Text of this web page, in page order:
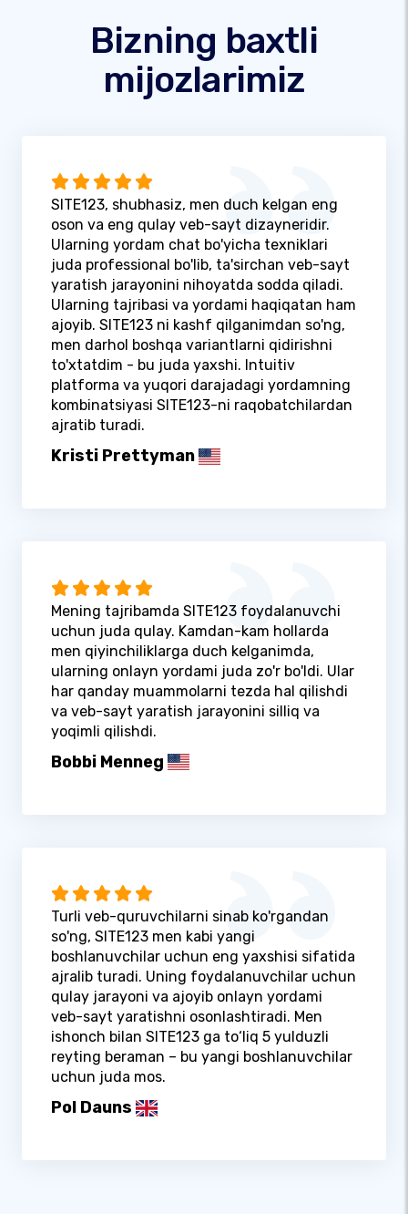
Bizning baxtli
mijozlarimiz
SITE123, shubhasiz, men duch kelgan eng
oson va eng qulay veb-sayt dizayneridir.
Ularning yordam chat bo'yicha texniklari
juda professional bo'lib, ta'sirchan veb-sayt
yaratish jarayonini nihoyatda sodda qiladi.
Ularning tajribasi va yordami haqiqatan ham
ajoyib. SITE123 ni kashf qilganimdan so'ng,
men darhol boshqa variantlarni qidirishni
to'xtatdim - bu juda yaxshi. Intuitiv
platforma va yuqori darajadagi yordamning
kombinatsiyasi SITE123-ni raqobatchilardan
ajratib turadi.
Kristi Prettyman
Mening tajribamda SITE123 foydalanuvchi
uchun juda qulay. Kamdan-kam hollarda
men qiyinchiliklarga duch kelganimda,
ularning onlayn yordami juda zo'r bo'ldi. Ular
har qanday muammolarni tezda hal qilishdi
va veb-sayt yaratish jarayonini silliq va
yoqimli qilishdi.
Bobbi Menneg
Turli veb-quruvchilarni sinab ko'rgandan
so'ng, SITE123 men kabi yangi
boshlanuvchilar uchun eng yaxshisi sifatida
ajralib turadi. Uning foydalanuvchilar uchun
qulay jarayoni va ajoyib onlayn yordami
veb-sayt yaratishni osonlashtiradi. Men
ishonch bilan SITE123 ga to‘liq 5 yulduzli
reyting beraman – bu yangi boshlanuvchilar
uchun juda mos.
Pol Dauns